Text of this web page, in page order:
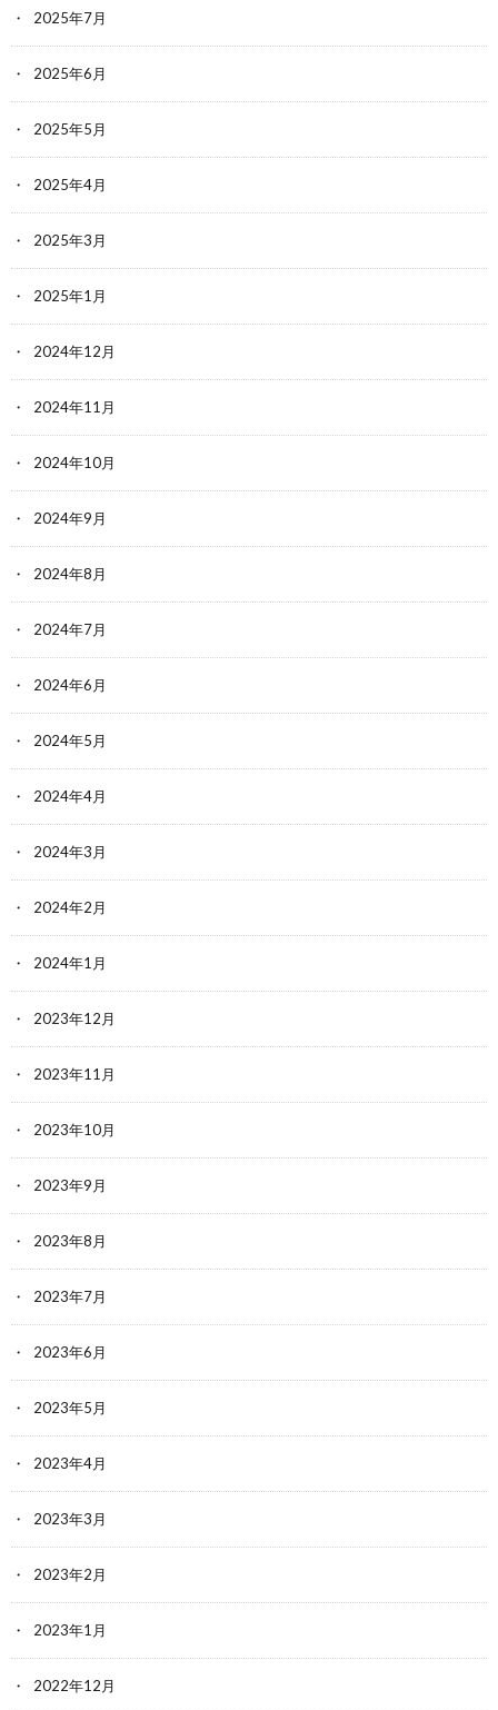
2025年7月
2025年6月
2025年5月
2025年4月
2025年3月
2025年1月
2024年12月
2024年11月
2024年10月
2024年9月
2024年8月
2024年7月
2024年6月
2024年5月
2024年4月
2024年3月
2024年2月
2024年1月
2023年12月
2023年11月
2023年10月
2023年9月
2023年8月
2023年7月
2023年6月
2023年5月
2023年4月
2023年3月
2023年2月
2023年1月
2022年12月